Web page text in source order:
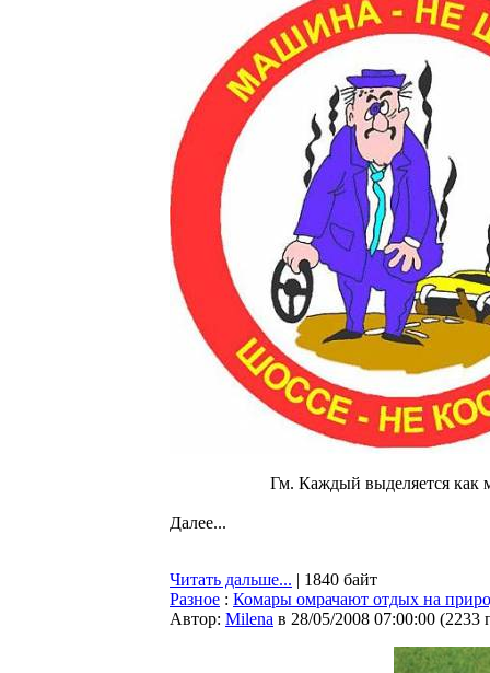
Гм. Каждый выделяется как
Далее...
Читать дальше... | 1840 байт
Разное : Комары омрачают отдых на
Автор: Milena в 28/05/2008 07:00:00 (2233